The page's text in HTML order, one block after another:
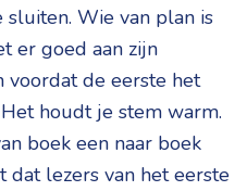
Wie van plan is
er goed aan zijn
de eerste het
houdt je stem warm.
boek een naar boek
dat lezers van het eerste